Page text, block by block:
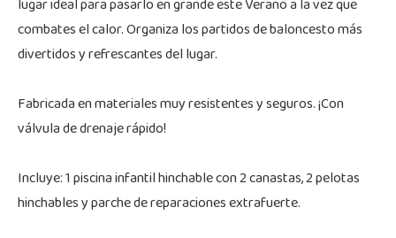
lugar ideal para pasarlo en grande este Verano a la vez que
combates el calor. Organiza los partidos de baloncesto más
divertidos y refrescantes del lugar.
Fabricada en materiales muy resistentes y seguros. ¡Con
válvula de drenaje rápido!
Incluye: 1 piscina infantil hinchable con 2 canastas, 2 pelotas
hinchables y parche de reparaciones extrafuerte.